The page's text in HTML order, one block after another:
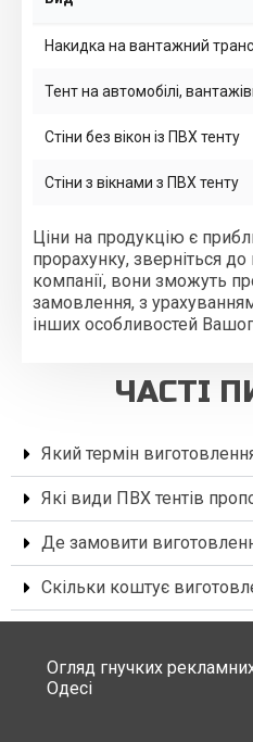
Накидка на вантажний
Тент на автомобілі,
Стіни без вікон із ПВХ тенту
Стіни з вікнами з ПВХ тенту
Ціни на продукцію є
прорахунку, зверніться
компанії, вони зможуть
замовлення, з
інших особливостей
ЧАСТІ
Який термін
Які види ПВХ тентів
Де замовити
Скільки коштує
Огляд гнучких
Одесі